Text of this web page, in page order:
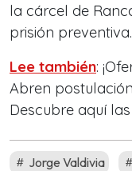
la cárcel de
prisión preventiva.
Lee también:
Abren
Descubre aquí
Jorge Valdivia